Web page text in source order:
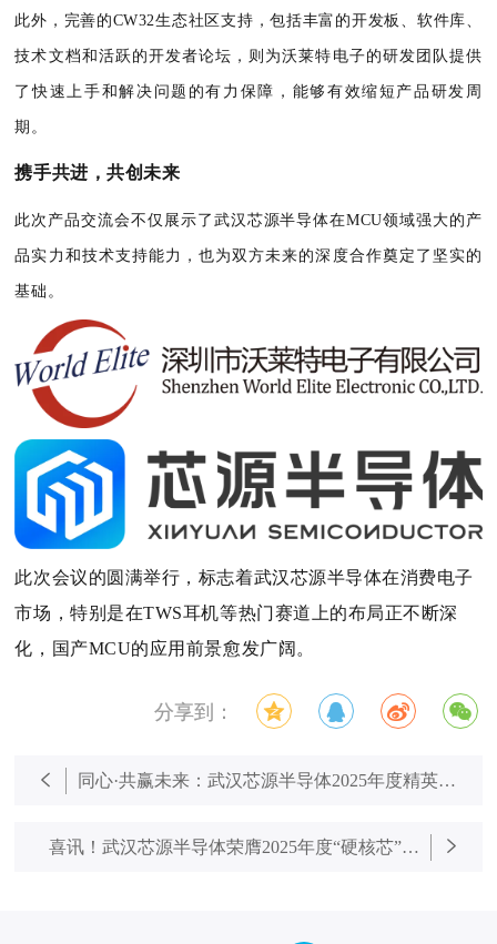
此外，完善的CW32生态社区支持，包括丰富的开发板、软件库、
技术文档和活跃的开发者论坛，则为沃莱特电子的研发团队提供
了快速上手和解决问题的有力保障，能够有效缩短产品研发周
期。
携手共进，共创未来
此次产品交流会不仅展示了武汉芯源半导体在MCU领域强大的产
品实力和技术支持能力，也为双方未来的深度合作奠定了坚实的
基础。
此次会议的圆满举行，标志着武汉芯源半导体在消费电子
市场，特别是在TWS耳机等热门赛道上的布局正不断深
化，国产MCU的应用前景愈发广阔。
分享到：
同心·共赢未来：武汉芯源半导体2025年度精英合
喜讯！武汉芯源半导体荣膺2025年度“硬核芯”评